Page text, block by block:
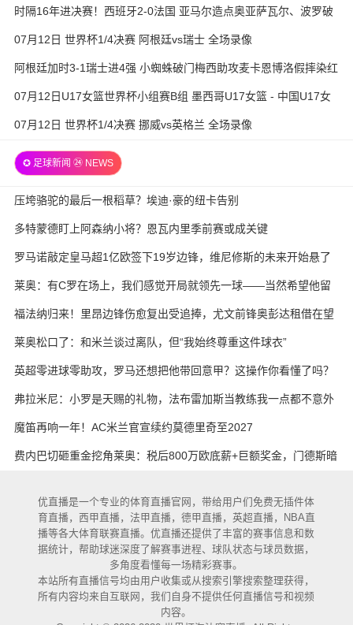
时隔16年进决赛！西班牙2-0法国 亚马尔造点奥亚萨瓦尔、波罗破
07月12日 世界杯1/4决赛 阿根廷vs瑞士 全场录像
阿根廷加时3-1瑞士进4强 小蜘蛛破门梅西助攻麦卡恩博洛假摔染红
07月12日U17女篮世界杯小组赛B组 墨西哥U17女篮 - 中国U17女
篮 全场录像
07月12日 世界杯1/4决赛 挪威vs英格兰 全场录像
✪ 足球新闻 ㉔ NEWS
压垮骆驼的最后一根稻草？埃迪·豪的纽卡告别
多特蒙德盯上阿森纳小将？恩瓦内里季前赛或成关键
罗马诺敲定皇马超1亿欧签下19岁边锋，维尼修斯的未来开始悬了
莱奥：有C罗在场上，我们感觉开局就领先一球——当然希望他留
下
福法纳归来！里昂边锋伤愈复出受追捧，尤文前锋奥彭达租借在望
莱奥松口了：和米兰谈过离队，但“我始终尊重这件球衣”
英超零进球零助攻，罗马还想把他带回意甲？这操作你看懂了吗？
弗拉米尼：小罗是天赐的礼物，法布雷加斯当教练我一点都不意外
魔笛再响一年！AC米兰官宣续约莫德里奇至2027
费内巴切砸重金挖角莱奥：税后800万欧底薪+巨额奖金，门德斯暗
优直播是一个专业的体育直播官网，带给用户们免费无插件体
育直播，西甲直播，法甲直播，德甲直播，英超直播，NBA直
播等各大体育联赛直播。优直播还提供了丰富的赛事信息和数
据统计，帮助球迷深度了解赛事进程、球队状态与球员数据，
多角度看懂每一场精彩赛事。
本站所有直播信号均由用户收集或从搜索引擎搜索整理获得，
所有内容均来自互联网，我们自身不提供任何直播信号和视频
内容。